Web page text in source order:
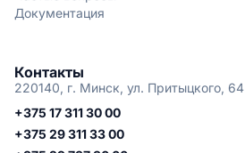
Документация
Контакты
220140, г. Минск, ул. Притыцкого, 64
+375 17 311 30 00
+375 29 311 33 00